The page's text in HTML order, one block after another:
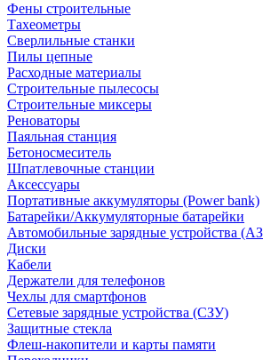
Фены строительные
Тахеометры
Сверлильные станки
Пилы цепные
Расходные материалы
Строительные пылесосы
Строительные миксеры
Реноваторы
Паяльная станция
Бетоносмеситель
Шпатлевочные станции
Аксессуары
Портативные аккумуляторы (Power bank)
Батарейки/Аккумуляторные батарейки
Автомобильные зарядные устройства
Диски
Кабели
Держатели для телефонов
Чехлы для смартфонов
Сетевые зарядные устройства (СЗУ)
Защитные стекла
Флеш-накопители и карты памяти